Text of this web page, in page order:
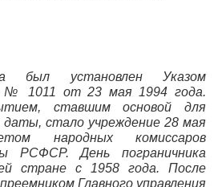
был установлен Указом
№ 1011 от 23 мая 1994 года.
ставшим основой для
стало учреждение 28 мая
народных комиссаров
РСФСР. День пограничника
стране с 1958 года. После
Главного управления